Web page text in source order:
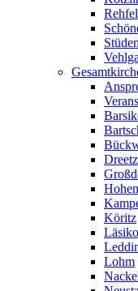
Dreetz
Köritz
Lohm